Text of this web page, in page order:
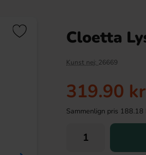
Cloetta
Kunst nej: 26669
319.90 kr
Sammenlign pris